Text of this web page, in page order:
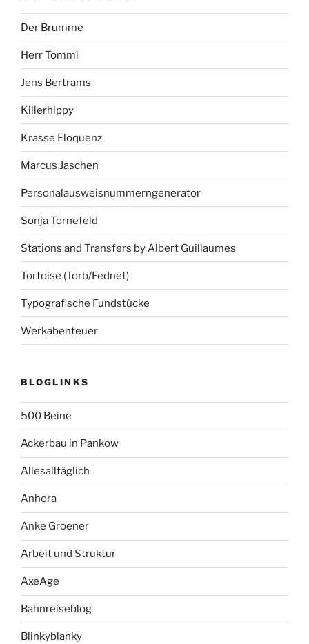
Der Brumme
Herr Tommi
Jens Bertrams
Killerhippy
Krasse Eloquenz
Marcus Jaschen
Personalausweisnummerngenerator
Sonja Tornefeld
Stations and Transfers by Albert Guillaumes
Tortoise (Torb/Fednet)
Typografische Fundstücke
Werkabenteuer
BLOGLINKS
500 Beine
Ackerbau in Pankow
Allesalltäglich
Anhora
Anke Groener
Arbeit und Struktur
AxeAge
Bahnreiseblog
Blinkyblanky